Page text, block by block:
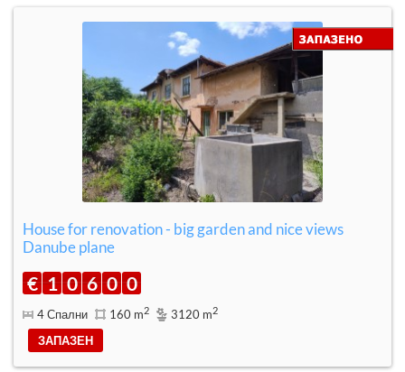
House for renovation - big garden and nice views
Danube plane
€ 1 0 6 0 0
4 Спални 160 m2 3120 m2
ЗАПАЗЕН